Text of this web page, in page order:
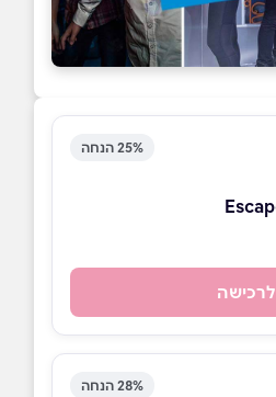
25% הנחה
לרכישה
28% הנחה